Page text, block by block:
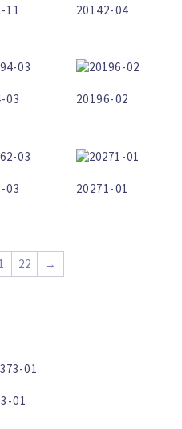
11 20142-04
03 20196-02
03 20271-01
22 →
01